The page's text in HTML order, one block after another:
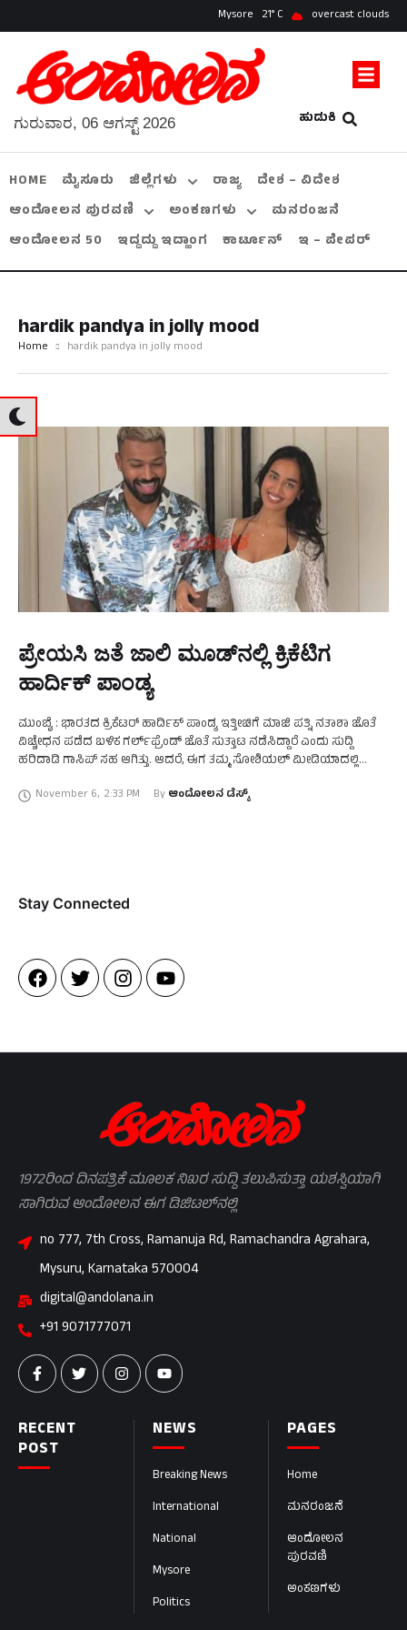
Mysore 21 overcast clouds
ಹುಡುಕಿ
ಗುರುವಾರ, 06 ಆಗಸ್ಟ್ 2026
HOME ಮೈಸೂರು ಜಿಲ್ಲೆಗಳು ರಾಜ್ಯ
ದೇಶ – ವಿದೇಶ
ಆಂದೋಲನ ಪುರವಣಿ
ಅಂಕಣಗಳು
ಮನರಂಜನೆ
ಆಂದೋಲನ 50
ಇದ್ದದ್ದು ಇದ್ಹಾಂಗ ಕಾರ್ಟೂನ್ ಇ – ಪೇಪರ್
hardik pandya in jolly mood
Home hardik pandya in jolly mood
ಪ್ರೇಯಸಿ ಜತೆ ಜಾಲಿ ಮೂಡ್‌ನಲ್ಲಿ ಕ್ರಿಕೆಟಿಗ
ಹಾರ್ದಿಕ್‌ ಪಾಂಡ್ಯ
ಮುಂಬೈ : ಭಾರತದ ಕ್ರಿಕೆಟರ್ ಹಾರ್ದಿಕ್ ಪಾಂಡ್ಯ ಇತ್ತೀಚಿಗೆ ಮಾಜಿ ಪತ್ನಿ ನತಾಶಾ ಜೊತೆ
ವಿಚ್ಚೇಧನ ಪಡೆದ ಬಳಿಕ ಗರ್ಲ್‌ಫ್ರೆಂಡ್‌ ಜೊತೆ ಸುತ್ತಾಟ ನಡೆಸಿದ್ದಾರೆ ಎಂದು ಸುದ್ದಿ
ಹರಿದಾಡಿ ಗಾಸಿಪ್‌ ಸಹ ಆಗಿತ್ತು. ಆದರೆ, ಈಗ ತಮ್ಮ ಸೋಶಿಯಲ್ ಮೀಡಿಯಾದಲ್ಲಿ
November 6, 2:33 PM By ಆಂದೋಲನ ಡೆಸ್ಕ್
Stay Connected​
PAGES
Home
ಮನರಂಜನೆ
ಆಂದೋಲನ
ಪುರವಣಿ
ಅಂಕಣಗಳು
NEWS
Breaking News
International
National
Mysore
Politics
RECENT
POST
1972ರಿಂದ ದಿನಪತ್ರಿಕೆ ಮೂಲಕ ನಿಖರ ಸುದ್ದಿ ತಲುಪಿಸುತ್ತಾ ಯಶಸ್ವಿಯಾಗಿ
ಸಾಗಿರುವ ಆಂದೋಲನ ಈಗ ಡಿಜಿಟಲ್‌ನಲ್ಲಿ
no 777, 7th Cross, Ramanuja Rd, Ramachandra Agrahara,
Mysuru, Karnataka 570004
digital@andolana.in
+91 9071777071